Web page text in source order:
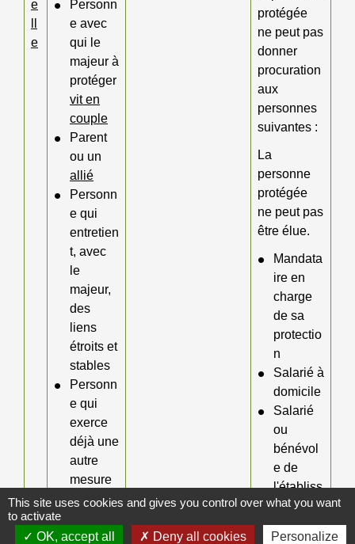
e
e
Personn
e avec
qui le
majeur à
protéger
vit en
couple
Parent
ou un
allié
Personn
e qui
entretien
t, avec
le
majeur,
des
liens
étroits et
stables
Personn
e qui
exerce
déjà une
autre
mesure
de
n
protégée
ne peut pas
donner
procuration
aux
personnes
suivantes :
La
personne
protégée
ne peut pas
être élue.
Mandata
ire en
charge
de sa
protectio
n
Salarié à
domicile
Salarié
ou
bénévol
e de
l'établiss
ement
d'accueil
This site uses cookies and gives you control over what you want
to activate
OK, accept all
Deny all cookies Personalize